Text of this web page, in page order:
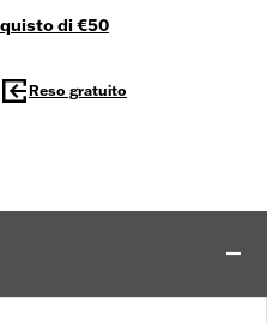
di €50
Reso gratuito